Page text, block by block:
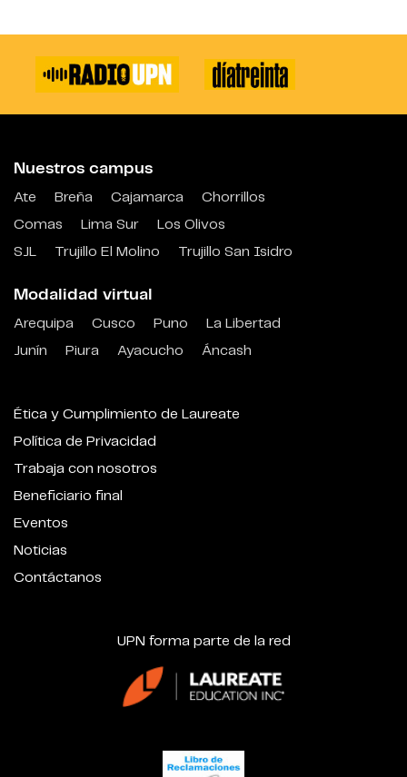
Nuestros campus
Ate Breña Cajamarca
Chorrillos
Comas
Lima Sur
Los Olivos
SJL
Trujillo El Molino Trujillo San Isidro
Modalidad virtual
Arequipa Cusco Puno
La Libertad
Junín
Piura Ayacucho Áncash
Ética y Cumplimiento de Laureate
Política de Privacidad
Trabaja con nosotros
Beneficiario final
Eventos
Noticias
Contáctanos
UPN forma parte de la red